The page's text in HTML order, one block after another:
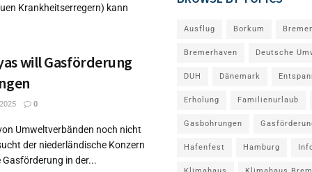
Krankheitserregern) kann
will Gasförderung
0
Umweltverbänden noch nicht
der niederländische Konzern
Gasförderung in der...
Ausflug Borkum
Bremerhaven Deutsche
DUH Dänemark
Erholung Familienurlaub
Gasbohrungen
Hafenfest Hamburg